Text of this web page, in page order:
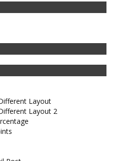
Layout
Layout 2